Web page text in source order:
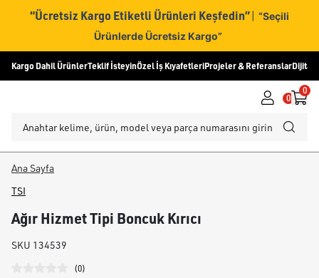
“Ücretsiz Kargo Etiketli Ürünleri Keşfedin” | “Seçili
Ürünlerde Ücretsiz Kargo”
Kargo Dahil ÜrünlerTeklif İsteyinÖzel İş KıyafetleriProjeler & ReferanslarDijital
0
0
Ana Sayfa
TSI
Ağır Hizmet Tipi Boncuk Kırıcı
SKU 134539
(0)